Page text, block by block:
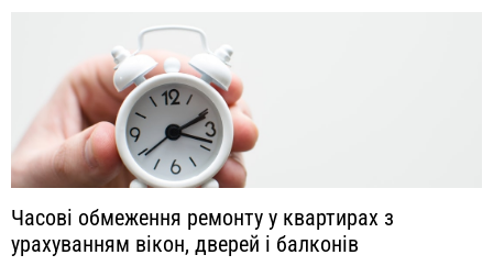
Часові обмеження ремонту у квартирах з
урахуванням вікон, дверей і балконів